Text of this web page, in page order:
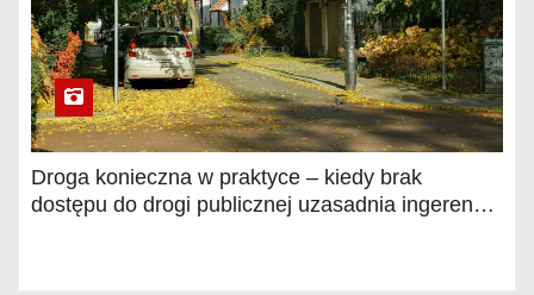
Droga konieczna w praktyce – kiedy brak
dostępu do drogi publicznej uzasadnia ingerencję